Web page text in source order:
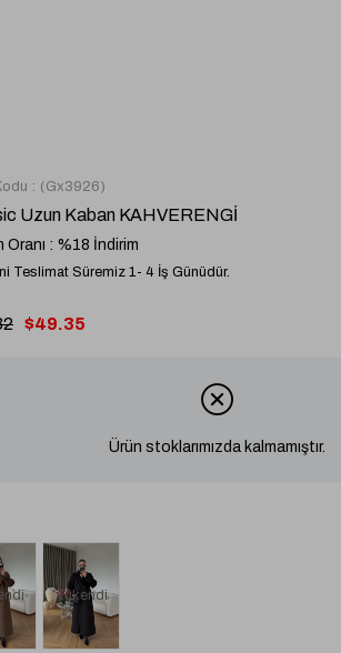
(Gx3926)
Uzun Kaban KAHVERENGİ
Oranı : %18 İndirim
Teslimat Süremiz 1- 4 İş Günüdür.
$49.35
Ürün stoklarımızda kalmamıştır.
Tükendi